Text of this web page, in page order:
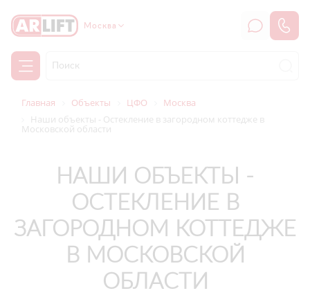
Москва
Главная Объекты ЦФО
Москва
Наши объекты - Остекление в загородном коттедже в
Московской области
НАШИ ОБЪЕКТЫ -
ОСТЕКЛЕНИЕ В
ЗАГОРОДНОМ КОТТЕДЖЕ
В МОСКОВСКОЙ
ОБЛАСТИ